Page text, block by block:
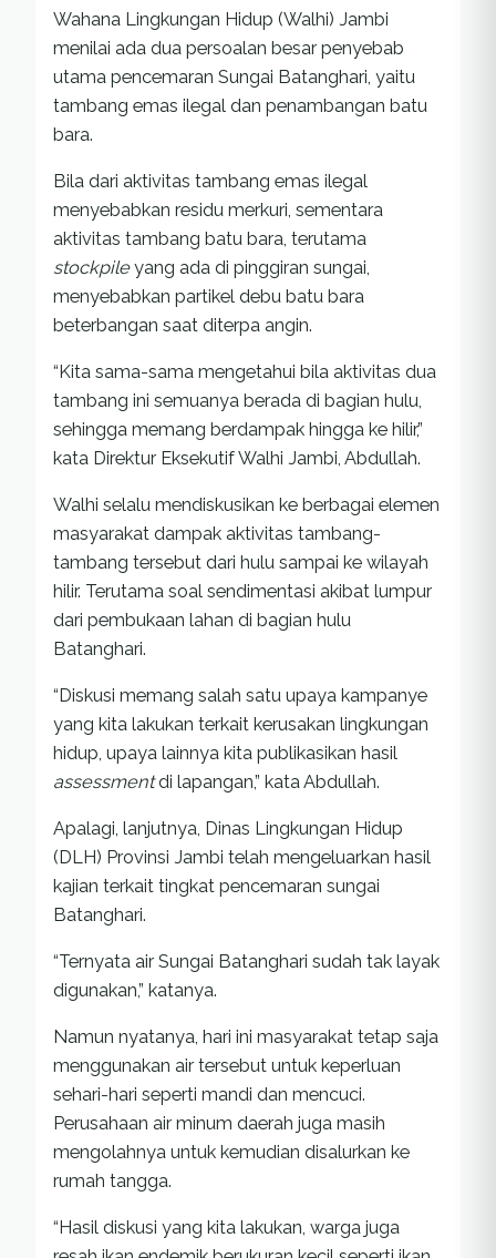
Wahana Lingkungan Hidup (Walhi) Jambi
menilai ada dua persoalan besar penyebab
utama pencemaran Sungai Batanghari, yaitu
tambang emas ilegal dan penambangan batu
bara.
Bila dari aktivitas tambang emas ilegal
menyebabkan residu merkuri, sementara
aktivitas tambang batu bara, terutama
stockpileyang ada di pinggiran sungai,
menyebabkan partikel debu batu bara
beterbangan saat diterpa angin.
“Kita sama-sama mengetahui bila aktivitas dua
tambang ini semuanya berada di bagian hulu,
sehingga memang berdampak hingga ke hilir,”
kata Direktur Eksekutif Walhi Jambi, Abdullah.
Walhi selalu mendiskusikan ke berbagai elemen
masyarakat dampak aktivitas tambang-
tambang tersebut dari hulu sampai ke wilayah
hilir. Terutama soal sendimentasi akibat lumpur
dari pembukaan lahan di bagian hulu
Batanghari.
“Diskusi memang salah satu upaya kampanye
yang kita lakukan terkait kerusakan lingkungan
hidup, upaya lainnya kita publikasikan hasil
assessmentdi lapangan,” kata Abdullah.
Apalagi, lanjutnya, Dinas Lingkungan Hidup
(DLH) Provinsi Jambi telah mengeluarkan hasil
kajian terkait tingkat pencemaran sungai
Batanghari.
“Ternyata air Sungai Batanghari sudah tak layak
digunakan,” katanya.
Namun nyatanya, hari ini masyarakat tetap saja
menggunakan air tersebut untuk keperluan
sehari-hari seperti mandi dan mencuci.
Perusahaan air minum daerah juga masih
mengolahnya untuk kemudian disalurkan ke
rumah tangga.
“Hasil diskusi yang kita lakukan, warga juga